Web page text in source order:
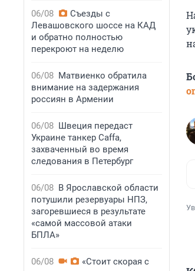
06/08
Съезды с
Левашовского шоссе на КАД
и обратно полностью
перекроют на неделю
06/08 Матвиенко обратила
внимание на задержания
россиян в Армении
06/08 Швеция передаст
Украине танкер Caffa,
захваченный во время
следования в Петербург
06/08 В Ярославской области
потушили резервуары НПЗ,
загоревшиеся в результате
«самой массовой атаки
БПЛА»
06/08
«Стоит скорая с